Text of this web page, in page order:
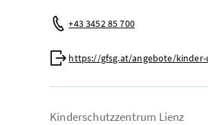
Telefon:
+43 3452 85 700
Web:
https://gfsg.at/angebote/
Kinderschutzzentrum Lienz